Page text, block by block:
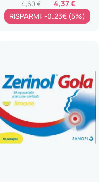
4,37 €
4,60 €
RISPARMI: -0.23€ (5%)